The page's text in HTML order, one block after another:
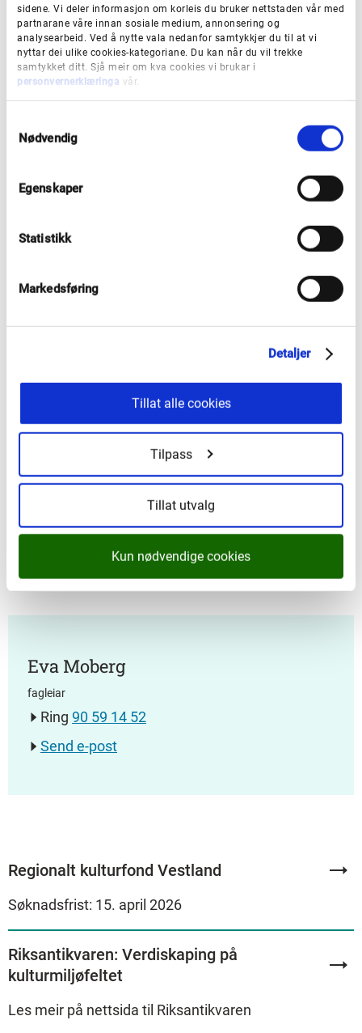
sidene. Vi deler informasjon om korleis du bruker nettstaden vår med
partnarane våre innan sosiale medium, annonsering og
analysearbeid. Ved å nytte vala nedanfor samtykkjer du til at vi
nyttar dei ulike cookies-kategoriane. Du kan når du vil trekke
samtykket ditt. Sjå meir om kva cookies vi brukar i
personvernerklæringa vår.
Nødvendig
Egenskaper
Statistikk
Markedsføring
Detaljer
Tillat alle cookies
Tilpass
Tillat utvalg
Kun nødvendige cookies
Riksantikvaren har ei eiga ordning for verdiskaping på
kulturminneområdet, med særleg prioritering av
prosjekt som treff satsingsområde innafor
hovudregel ikkje overstige 50 prosent av
Riksantikvaren.
Regionalt kulturfond Vestland
aktivitet og deltaking i kulturlivet. Målet er å bidra til
mangfaldig kulturliv i heile Vestland. Tilskot frå
regionalt kulturfond Vestland kan nyttast til
medfinansiering av verdiskapingsprosjekt for inntil 50
prosent av prosjektkostnadene. Søknadsfristen er 15.
april.
Les meir om Regionalt kulturfond Vestland og korleis
Eva Moberg
fagleiar
Ring 90 59 14 52
Send e-post
Regionalt kulturfond Vestland
Søknadsfrist: 15. april 2026
Riksantikvaren: Verdiskaping på
kulturmiljøfeltet
Les meir på nettsida til Riksantikvaren